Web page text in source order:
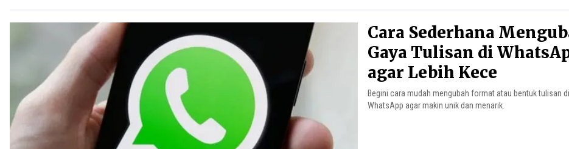
Cara Sederhana
Gaya Tulisan di
agar Lebih Kece
Begini cara mudah mengubah format atau bentuk tulisan di
WhatsApp agar makin unik dan menarik.